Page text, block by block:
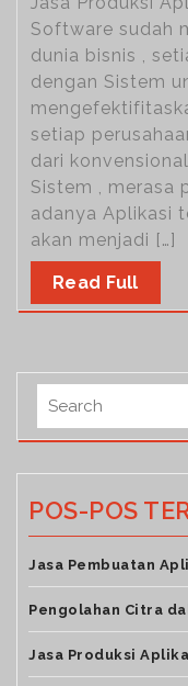
Software sudah
dunia bisnis ,
dengan Sistem
setiap
dari
Sistem , merasa
adanya Aplikasi
akan menjadi […]
Read Full
POS-POS
Jasa Pembuatan
Pengolahan Citra
Jasa Produksi